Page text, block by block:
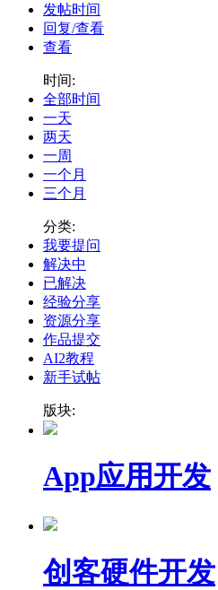
发帖时间
回复/查看
查看
时间:
全部时间
一天
两天
一周
一个月
三个月
分类:
我要提问
解决中
已解决
经验分享
资源分享
作品提交
AI2教程
新手试帖
版块:
App应用开发
创客硬件开发